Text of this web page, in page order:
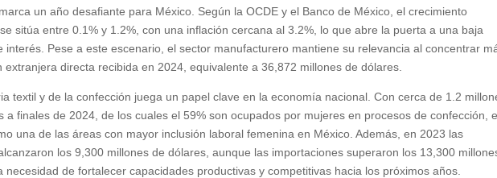
un año desafiante para México. Según la OCDE y el Banco de México, el crecimiento
sitúa entre 0.1% y 1.2%, con una inflación cercana al 3.2%, lo que abre la puerta a una baja
interés. Pese a este escenario, el sector manufacturero mantiene su relevancia al concentrar
extranjera directa recibida en 2024, equivalente a 36,872 millones de dólares.
textil y de la confección juega un papel clave en la economía nacional. Con cerca de 1.2
a finales de 2024, de los cuales el 59% son ocupados por mujeres en procesos de confección,
una de las áreas con mayor inclusión laboral femenina en México. Además, en 2023 las
los 9,300 millones de dólares, aunque las importaciones superaron los 13,300
necesidad de fortalecer capacidades productivas y competitivas hacia los próximos años.